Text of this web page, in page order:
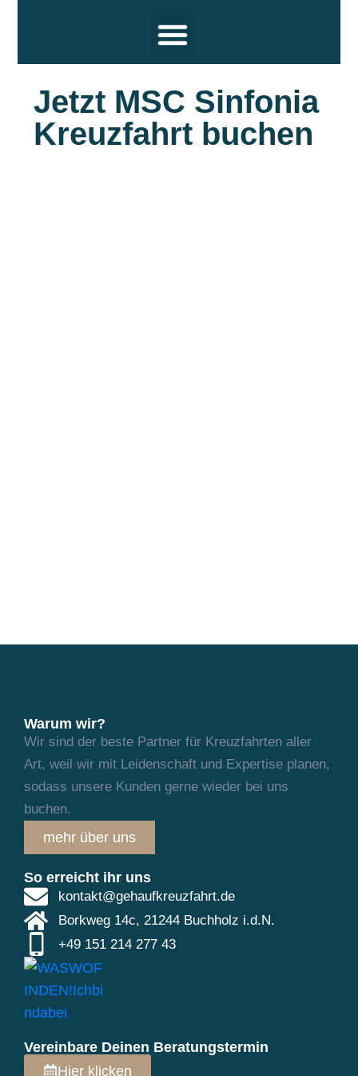
Jetzt MSC Sinfonia
Kreuzfahrt buchen
Warum wir?
Wir sind der beste Partner für Kreuzfahrten aller
Art, weil wir mit Leidenschaft und Expertise planen,
sodass unsere Kunden gerne wieder bei uns
buchen.
mehr über uns
So erreicht ihr uns
kontakt@gehaufkreuzfahrt.de
Borkweg 14c, 21244 Buchholz i.d.N.
+49 151 214 277 43
Vereinbare Deinen Beratungstermin
Hier klicken